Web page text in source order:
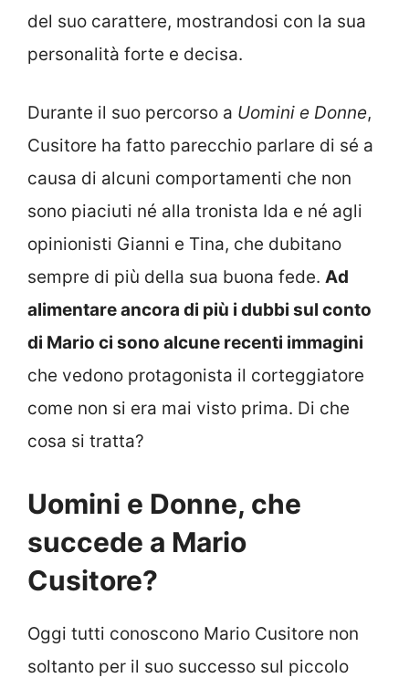
del suo carattere, mostrandosi con la sua
personalità forte e decisa.
Durante il suo percorso a Uomini e Donne,
Cusitore ha fatto parecchio parlare di sé a
causa di alcuni comportamenti che non
sono piaciuti né alla tronista Ida e né agli
opinionisti Gianni e Tina, che dubitano
sempre di più della sua buona fede. Ad
alimentare ancora di più i dubbi sul conto
di Mario ci sono alcune recenti immagini
che vedono protagonista il corteggiatore
come non si era mai visto prima. Di che
cosa si tratta?
Uomini e Donne, che
succede a Mario
Cusitore?
Oggi tutti conoscono Mario Cusitore non
soltanto per il suo successo sul piccolo